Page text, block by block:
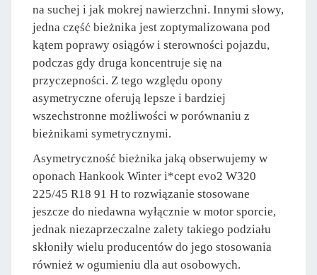
na suchej i jak mokrej nawierzchni. Innymi słowy,
jedna część bieżnika jest zoptymalizowana pod
kątem poprawy osiągów i sterowności pojazdu,
podczas gdy druga koncentruje się na
przyczepności. Z tego względu opony
asymetryczne oferują lepsze i bardziej
wszechstronne możliwości w porównaniu z
bieżnikami symetrycznymi.
Asymetryczność bieżnika jaką obserwujemy w
oponach Hankook Winter i*cept evo2 W320
225/45 R18 91 H to rozwiązanie stosowane
jeszcze do niedawna wyłącznie w motor sporcie,
jednak niezaprzeczalne zalety takiego podziału
skłoniły wielu producentów do jego stosowania
również w ogumieniu dla aut osobowych.